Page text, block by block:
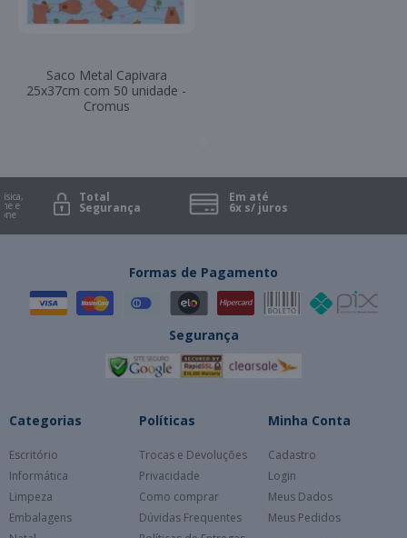
Saco Metal Capivara
25x37cm com 50 unidade -
Cromus
e
Total
Segurança
Em até
6x s/ juros
Formas de Pagamento
Segurança
Categorias
Escritório
Informática
Limpeza
Embalagens
Políticas
Trocas e Devoluções
Privacidade
Como comprar
Dúvidas Frequentes
Minha Conta
Cadastro
Login
Meus Dados
Meus Pedidos